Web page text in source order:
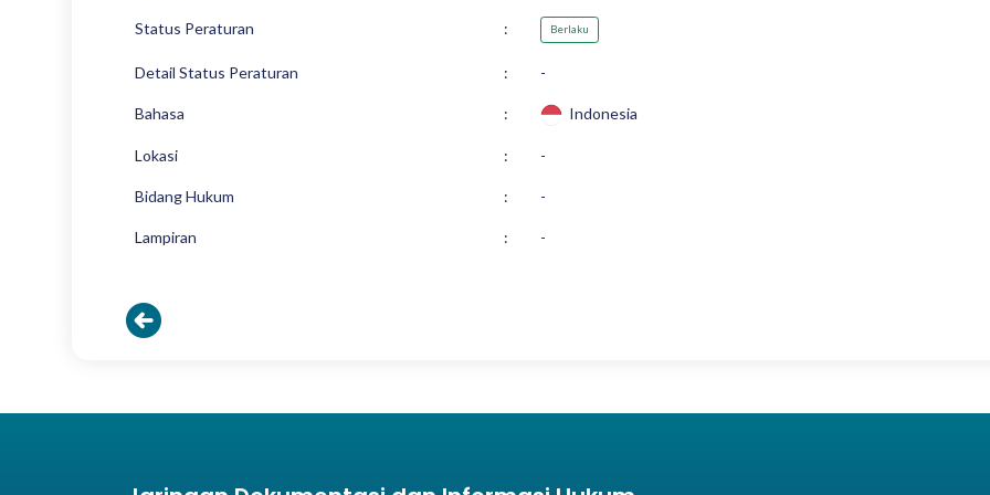
Status Peraturan : Berlaku
Detail Status Peraturan : -
Bahasa : Indonesia
Lokasi : -
Bidang Hukum : -
Lampiran : -